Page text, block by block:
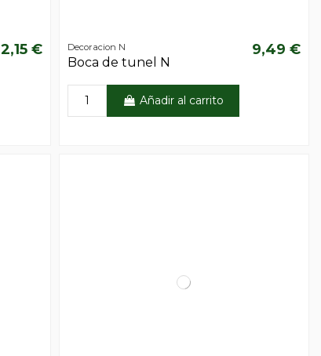
2,15 € Decoracion N
Boca de tunel N
9,49 €
Añadir al carrito